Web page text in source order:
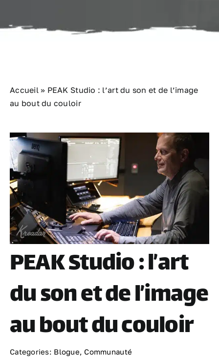
Accueil» PEAK Studio : l’art du son et de l’image
au bout du couloir
PEAK Studio : l’art
du son et de l’image
au bout du couloir
Categories: Blogue, Communauté